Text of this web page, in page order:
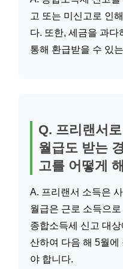
고 또는 미신고로 인
다. 또한, 세금을 과다
통해 환급받을 수 있
Q. 프리랜서
월급도 받는
고를 어떻게
A. 프리랜서 소득은
월급은 근로 소득으
종합소득세 신고 대
산하여 다음 해 5월에
야 합니다.